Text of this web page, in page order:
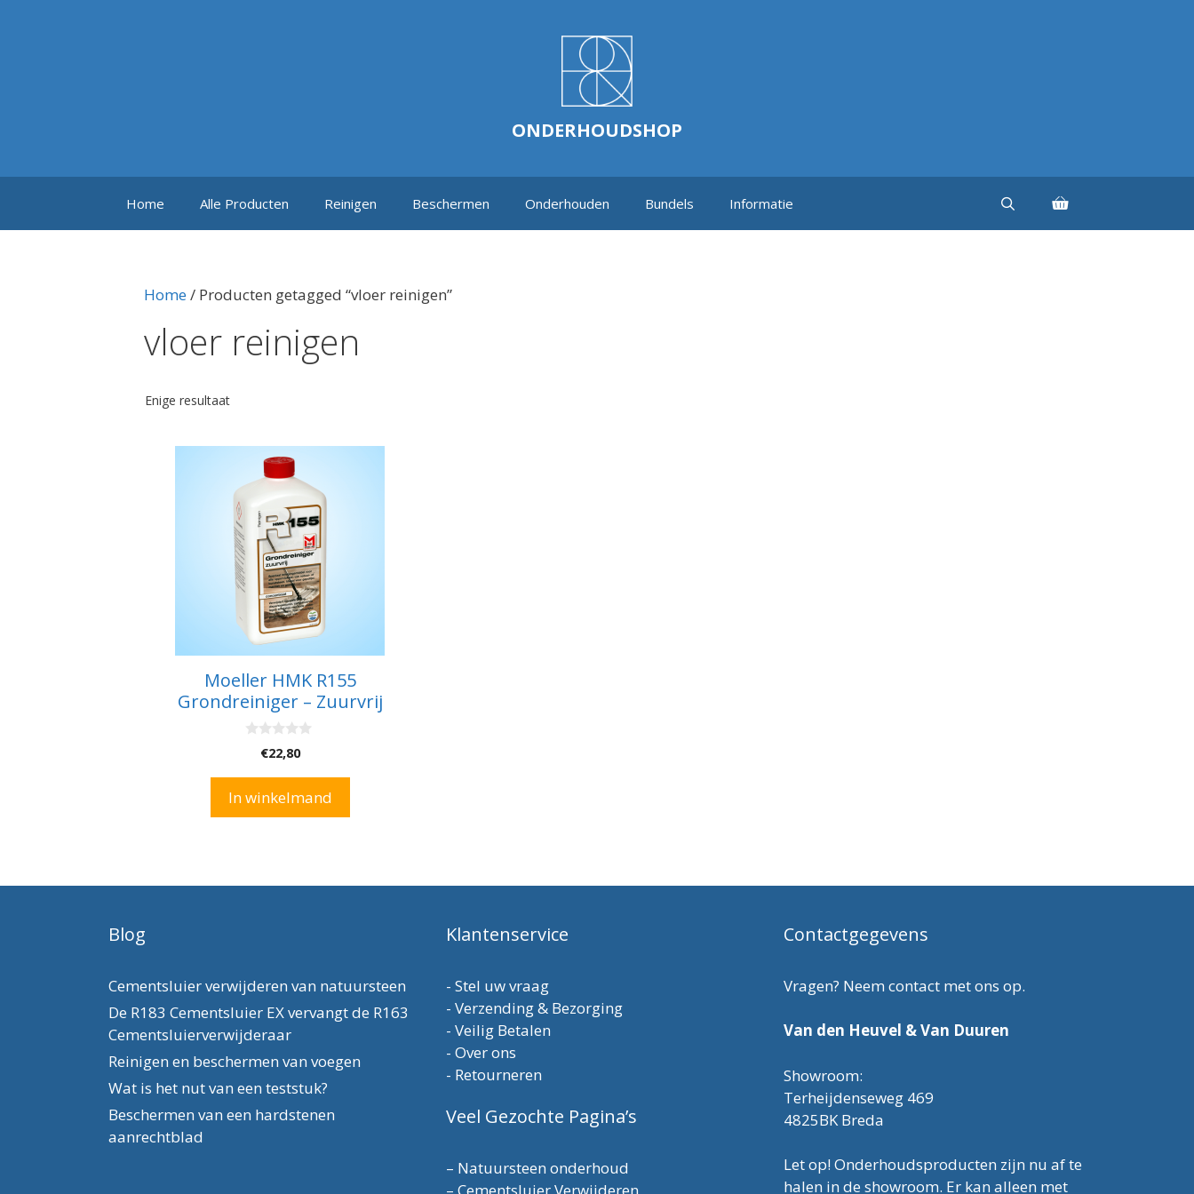
ONDERHOUDSHOP
Home Alle Producten Reinigen Beschermen Onderhouden Bundels Informatie
Home/ Producten getagged “vloer reinigen”
vloer reinigen
Enige resultaat
Moeller HMK R155
Grondreiniger – Zuurvrij
5
€22,80
In winkelmand
Blog
Cementsluier verwijderen van natuursteen
De R183 Cementsluier EX vervangt de R163
Cementsluierverwijderaar
Reinigen en beschermen van voegen
Wat is het nut van een teststuk?
Beschermen van een hardstenen
aanrechtblad
Klantenservice
- Stel uw vraag
- Verzending & Bezorging
- Veilig Betalen
- Over ons
- Retourneren
Veel Gezochte Pagina’s
– Natuursteen onderhoud
– Cementsluier Verwijderen
Contactgegevens
Vragen? Neem contact met ons op.
Van den Heuvel & Van Duuren
Showroom:
Terheijdenseweg 469
4825BK Breda
Let op! Onderhoudsproducten zijn nu af te
halen in de showroom. Er kan alleen met